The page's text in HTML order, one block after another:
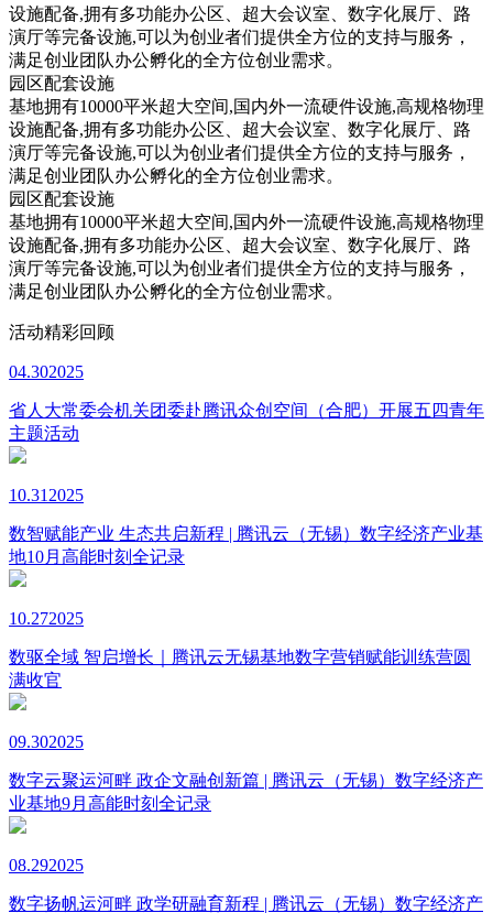
设施配备,拥有多功能办公区、超大会议室、数字化展厅、路
演厅等完备设施,可以为创业者们提供全方位的支持与服务，
满足创业团队办公孵化的全方位创业需求。
园区配套设施
基地拥有10000平米超大空间,国内外一流硬件设施,高规格物理
设施配备,拥有多功能办公区、超大会议室、数字化展厅、路
演厅等完备设施,可以为创业者们提供全方位的支持与服务，
满足创业团队办公孵化的全方位创业需求。
园区配套设施
基地拥有10000平米超大空间,国内外一流硬件设施,高规格物理
设施配备,拥有多功能办公区、超大会议室、数字化展厅、路
演厅等完备设施,可以为创业者们提供全方位的支持与服务，
满足创业团队办公孵化的全方位创业需求。
活动精彩回顾
04.302025
省人大常委会机关团委赴腾讯众创空间（合肥）开展五四青年
主题活动
10.31 2025
数智赋能产业 生态共启新程 | 腾讯云（无锡）数字经济产业基
地10月高能时刻全记录
10.272025
数驱全域 智启增长｜腾讯云无锡基地数字营销赋能训练营圆
满收官
09.302025
数字云聚运河畔 政企文融创新篇 | 腾讯云（无锡）数字经济产
业基地9月高能时刻全记录
08.292025
数字扬帆运河畔 政学研融育新程 | 腾讯云（无锡）数字经济产